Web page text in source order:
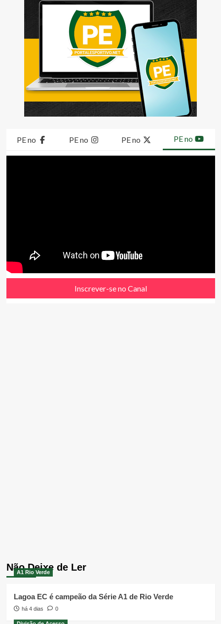
PE no PE no PE no PE no
Inscrever-se no Canal
Não Deixe de Ler
A1 Rio Verde
Lagoa EC é campeão da Série A1 de Rio Verde
há 4 dias 0